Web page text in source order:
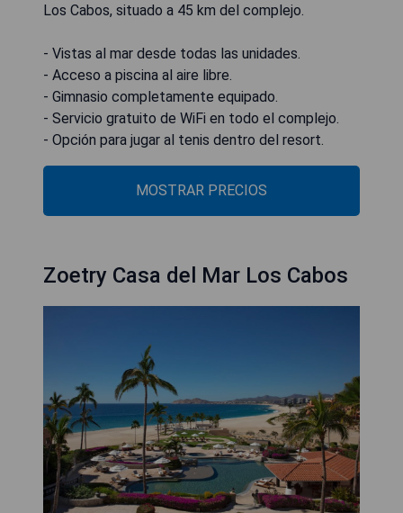
Los Cabos, situado a 45 km del complejo.
- Vistas al mar desde todas las unidades.
- Acceso a piscina al aire libre.
- Gimnasio completamente equipado.
- Servicio gratuito de WiFi en todo el complejo.
- Opción para jugar al tenis dentro del resort.
MOSTRAR PRECIOS
Zoetry Casa del Mar Los Cabos